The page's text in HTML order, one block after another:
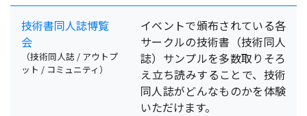
技術書同人誌博覧
会
（技術同人誌 / アウトプ
ット / コミュニティ）
イベントで頒布されている各
サークルの技術書（技術同人
誌）サンプルを多数取りそろ
え立ち読みすることで、技術
同人誌がどんなものかを体験
いただけます。